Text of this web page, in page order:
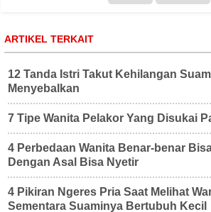
ARTIKEL TERKAIT
12 Tanda Istri Takut Kehilangan
Menyebalkan
7 Tipe Wanita Pelakor Yang Disukai
4 Perbedaan Wanita Benar-benar
Dengan Asal Bisa Nyetir
4 Pikiran Ngeres Pria Saat Melihat
Sementara Suaminya Bertubuh Kecil